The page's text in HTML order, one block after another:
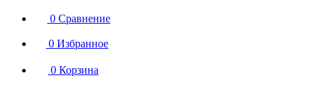
0 Сравнение
0 Избранное
0 Корзина